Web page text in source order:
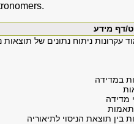
עקרונות ניתוח נתונים של תוצאות